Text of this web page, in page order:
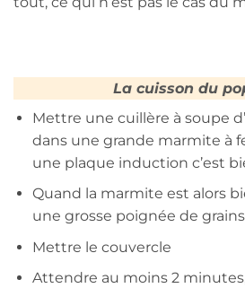
La cuisson du
Mettre une cuillère à soupe
dans une grande marmite à
une plaque induction c’est
Quand la marmite est alors
une grosse poignée de
Mettre le couvercle
Attendre au moins 2